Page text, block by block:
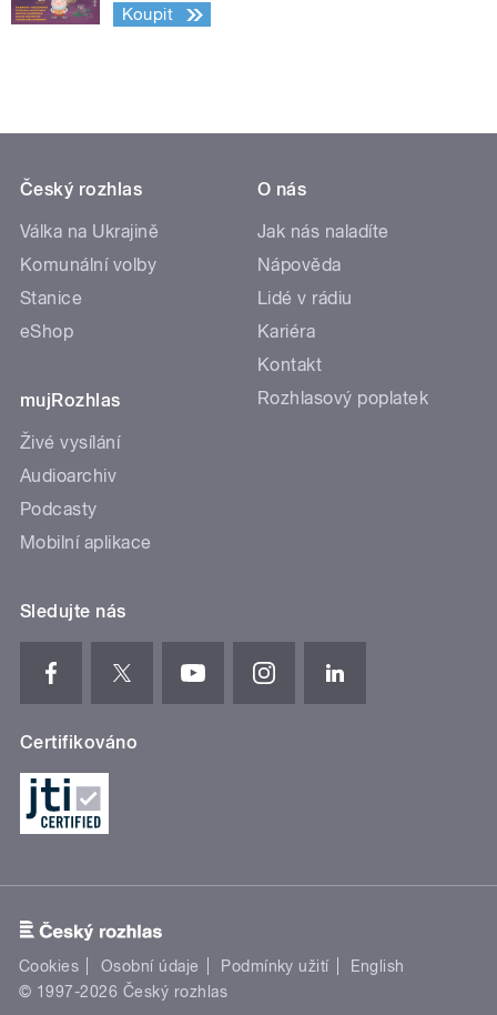
Koupit
Český rozhlas
Válka na Ukrajině
Komunální volby
Stanice
eShop
mujRozhlas
Živé vysílání
Audioarchiv
Podcasty
Mobilní aplikace
O nás
Jak nás naladíte
Nápověda
Lidé v rádiu
Kariéra
Kontakt
Rozhlasový poplatek
Sledujte nás
Certifikováno
Cookies Osobní údaje Podmínky užití
English
© 1997-2026 Český rozhlas